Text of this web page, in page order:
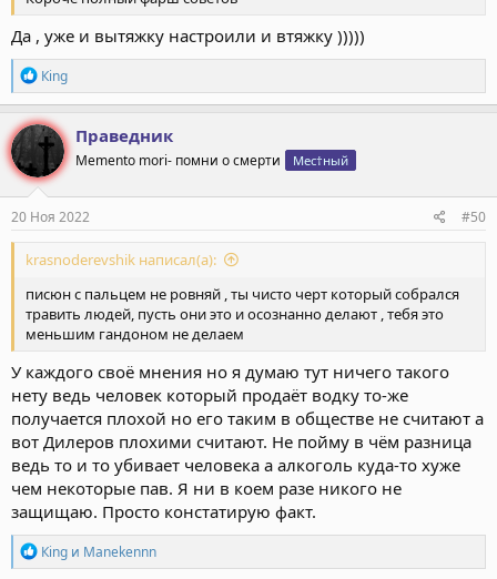
Да , уже и вытяжку настроили и втяжку )))))
Р
е
а
к
ц
и
:
Кing
Праведник
Memento mori- помни о смерти Мес†ный
20 Ноя 2022 #50
krasnoderevshik написал(а):
писюн с пальцем не ровняй , ты чисто черт который собрался
травить людей, пусть они это и осознанно делают , тебя это
меньшим гандоном не делаем
У каждого своё мнения но я думаю тут ничего такого
нету ведь человек который продаёт водку то-же
получается плохой но его таким в обществе не считают а
вот Дилеров плохими считают. Не пойму в чём разница
ведь то и то убивает человека а алкоголь куда-то хуже
чем некоторые пав. Я ни в коем разе никого не
защищаю. Просто констатирую факт.
Р
е
Кing и Manekennn